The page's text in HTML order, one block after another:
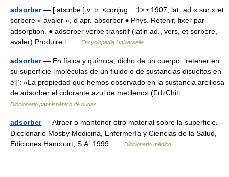
adsorber— [ atsɔrbe ] v. tr. <conjug. : 1> • 1907; lat. ad « sur » et
sorbere « avaler », d apr. absorber ♦ Phys. Retenir, fixer par
adsorption. ● adsorber verbe transitif (latin ad., vers, et sorbere,
avaler) Produire l …
Encyclopédie Universelle
adsorber— En física y química, dicho de un cuerpo, ‘retener en
su superficie [moléculas de un fluido o de sustancias disueltas en
él]’: «La propiedad que hemos observado en la sustancia arcillosa
de adsorber el colorante azul de metileno» (FdzChiti… …
Diccionario panhispánico de dudas
adsorber— Atraer o mantener otro material sobre la superficie.
Diccionario Mosby Medicina, Enfermería y Ciencias de la Salud,
Ediciones Hancourt, S.A. 1999 …
Diccionario médico